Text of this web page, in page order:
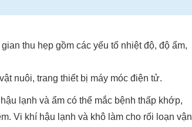
thu hẹp gồm các yếu tố nhiệt độ, độ ẩm,
nuôi, trang thiết bị máy móc điện tử.
lạnh và ẩm có thể mắc bệnh thấp khớp,
Vi khí hậu lạnh và khô làm cho rối loạn vận